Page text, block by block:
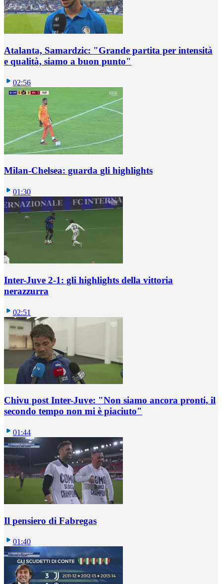
Atalanta, Samardzic: "Grande partita per intensità
e qualità, siamo a buon punto"
02:56
Milan-Chelsea: guarda gli highlights
01:30
Inter-Juve 2-1: gli highlights della vittoria
nerazzurra
02:51
Chivu post Inter-Juve: "Non siamo ancora pronti, il
secondo tempo non mi è piaciuto"
01:44
Il pensiero di Fabregas
01:40